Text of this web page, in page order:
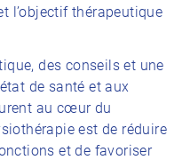
l’objectif thérapeutique
des conseils et une
de santé et aux
au cœur du
est de réduire
et de favoriser